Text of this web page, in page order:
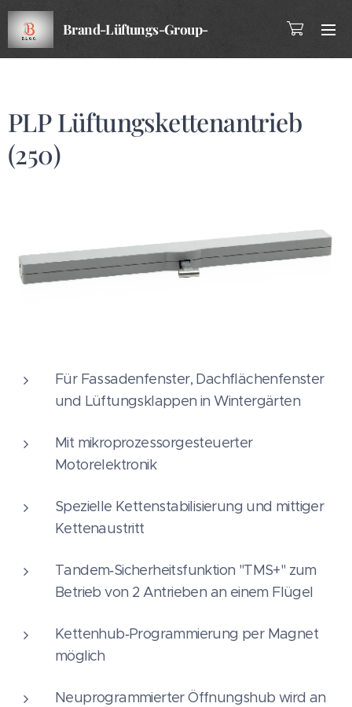
Brand-Lüftungs-Group-
PLP Lüftungskettenantrieb
(250)
Für Fassadenfenster, Dachflächenfenster
und Lüftungsklappen in Wintergärten
Mit mikroprozessorgesteuerter
Motorelektronik
Spezielle Kettenstabilisierung und mittiger
Kettenaustritt
Tandem‑Sicherheitsfunktion "TMS+" zum
Betrieb von 2 Antrieben an einem Flügel
Kettenhub‑Programmierung per Magnet
möglich
Neuprogrammierter Öffnungshub wird an